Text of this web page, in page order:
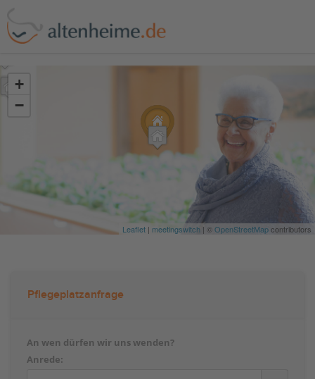
+
−
Leaflet | meetingswitch | ©OpenStreetMapcontributors
Pflegeplatzanfrage
An wen dürfen wir uns wenden?
Anrede: